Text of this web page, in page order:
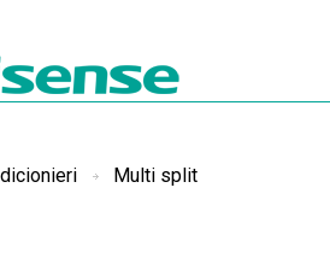
Multi split